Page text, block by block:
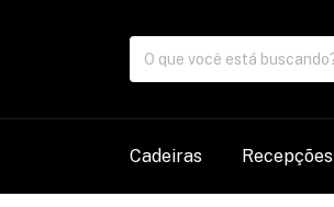
Cadeiras Recepções